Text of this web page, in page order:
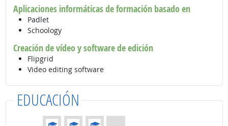
Aplicaciones informáticas de formación basado en
Padlet
Schoology
Creación de vídeo y software de edición
Flipgrid
Video editing software
EDUCACIÓN
Educación: (Calificación 3 de 4)